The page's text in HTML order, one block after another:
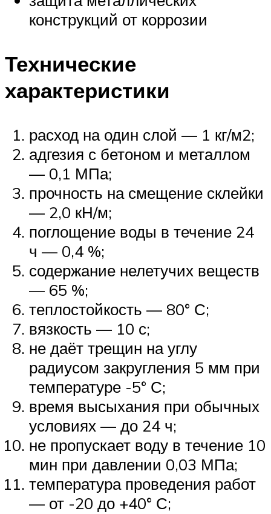
конструкций от коррозии
Технические
характеристики
расход на один слой — 1 кг/м2;
адгезия с бетоном и металлом
— 0,1 МПа;
прочность на смещение склейки
— 2,0 кН/м;
поглощение воды в течение 24
ч — 0,4 %;
содержание нелетучих веществ
— 65 %;
теплостойкость — 80° С;
вязкость — 10 с;
не даёт трещин на углу
радиусом закругления 5 мм при
температуре -5° С;
время высыхания при обычных
условиях — до 24 ч;
не пропускает воду в течение 10
мин при давлении 0,03 МПа;
температура проведения работ
— от -20 до +40° С;